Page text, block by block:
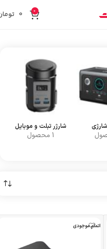
0 ۰
شارژی شارژر تبلت و موبایل
1 محصول
اتمام موجودی